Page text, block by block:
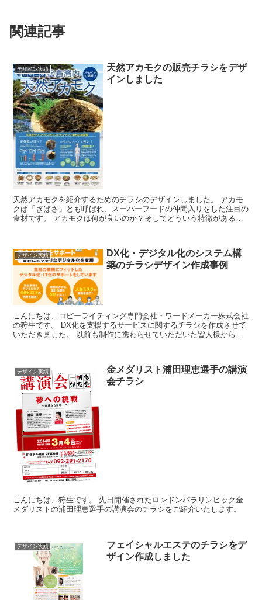
関連記事
デザイン実績
天然アカモクの販売チラシをデザ
インしました
天然アカモクを紹介するためのチラシのデザインしました。 アカモ
クは「ぎばさ」とも呼ばれ、スーパーフードの仲間入りをした注目の
食材です。 アカモクは何が良いのか？そしてどういう特徴があるの
デザイン実績
DX化・デジタル化のシステム構
築のチラシデザイン作成事例
こんにちは、コピーライティング専門会社・ワードメーカー株式会社
の狩生です。 DX化を支援するサービスに関するチラシを作成させて
いただきました。 以前も制作に携わらせていただいた皆人様からの
デザイン実績
金メダリスト浦田理恵選手の講演
会チラシ
こんにちは、狩生です。 先日開催されたロンドンパラリンピック金
メダリストの浦田理恵選手の講演会のチラシをご紹介いたします。
デザイン実績
フェイシャルエステのチラシをデ
ザイン作成しました